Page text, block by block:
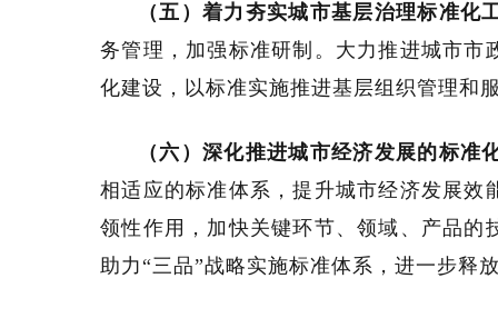
（五）着力夯实城市基层治理标准化
务管理，加强标准研制。大力推进城市
化建设，以标准实施推进基层组织管理和
（六）深化推进城市经济发展的标准
相适应的标准体系，提升城市经济发展
领性作用，加快关键环节、领域、产品
助力“三品”战略实施标准体系，进一步释